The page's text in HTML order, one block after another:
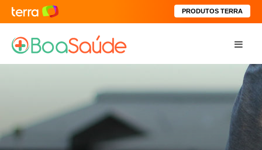
PRODUTOS TERRA